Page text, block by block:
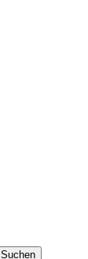
Suchen